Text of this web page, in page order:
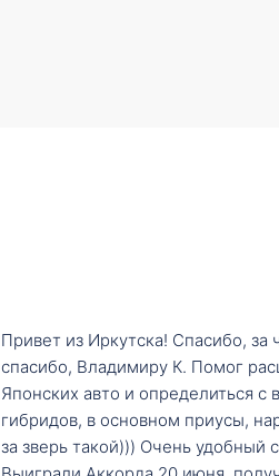
Привет из Иркутска! Спасибо, за
спасибо, Владимиру К. Помог
Японских авто и определиться
гибридов, в основном приусы,
за зверь такой))) Очень удобный